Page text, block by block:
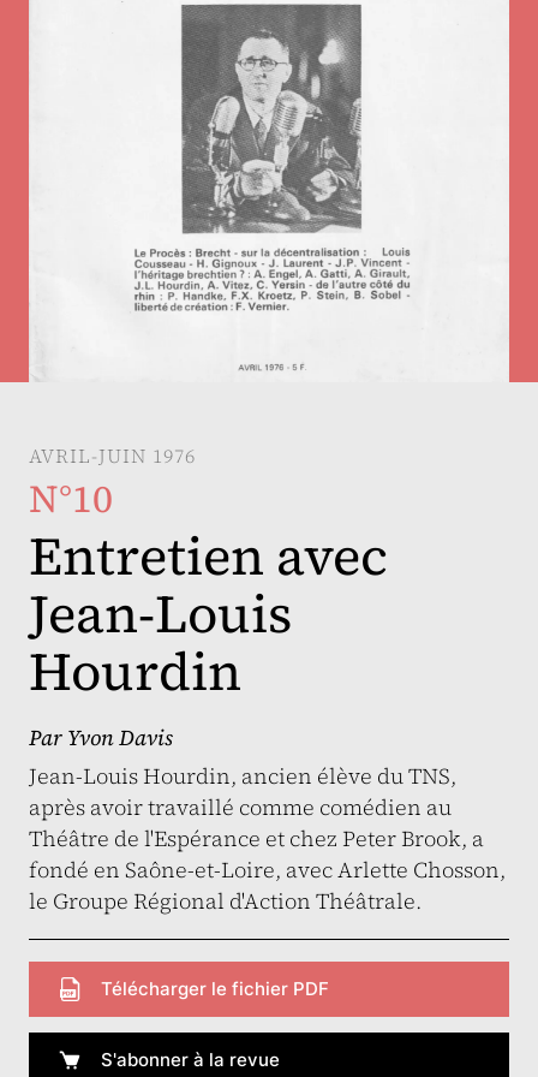
AVRIL-JUIN 1976
N°10
Entretien avec
Jean-Louis
Hourdin
Par Yvon Davis
Jean-Louis Hourdin, ancien élève du TNS,
après avoir travaillé comme comédien au
Théâtre de l'Espérance et chez Peter Brook, a
fondé en Saône-et-Loire, avec Arlette Chosson,
le Groupe Régional d'Action Théâtrale.
Télécharger le fichier PDF
S'abonner à la revue